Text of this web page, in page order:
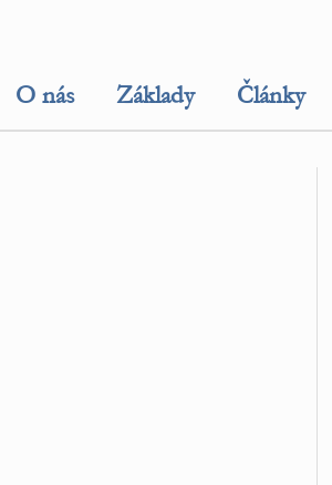
O nás Základy Články